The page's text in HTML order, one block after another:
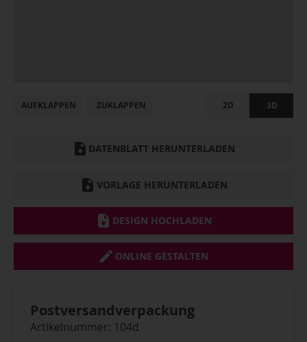
AUFKLAPPEN ZUKLAPPEN 2D 3D
DATENBLATT HERUNTERLADEN
VORLAGE HERUNTERLADEN
DESIGN HOCHLADEN
ONLINE GESTALTEN
Postversandverpackung
Artikelnummer: 104d